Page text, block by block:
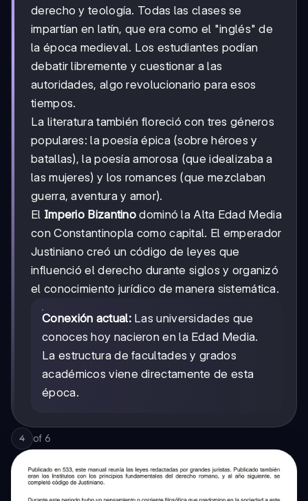
derecho y teología. Todas las clases se
impartían en latín, que era como el "inglés" de
la época medieval. Los estudiantes podían
debatir libremente y cuestionar a las
autoridades, algo revolucionario para esos
tiempos.
La literatura también floreció con tres géneros
populares: la poesía épica (sobre héroes y
batallas), la poesía amorosa (que idealizaba a
las mujeres) y los romances (que mezclaban
guerra, aventura y amor).
El Imperio Bizantino dominó la Alta Edad Media
con Constantinopla como capital. El emperador
Justiniano creó un código de leyes que
influenció el derecho durante siglos y organizó
el conocimiento jurídico de manera sistemática.
Conexión actual:Las universidades que
conoces hoy nacieron en la Edad Media.
La estructura de facultades y grados
académicos viene directamente de esta
época.
4 of 6